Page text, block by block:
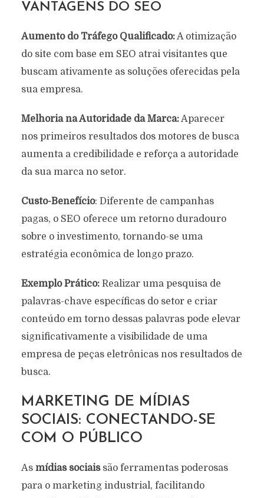
VANTAGENS DO SEO
Aumento do Tráfego Qualificado:A otimização
do site com base em SEO atrai visitantes que
buscam ativamente as soluções oferecidas pela
sua empresa.
Melhoria na Autoridade da Marca:Aparecer
nos primeiros resultados dos motores de busca
aumenta a credibilidade e reforça a autoridade
da sua marca no setor.
Custo-Benefício: Diferente de campanhas
pagas, o SEO oferece um retorno duradouro
sobre o investimento, tornando-se uma
estratégia econômica de longo prazo.
Exemplo Prático: Realizar uma pesquisa de
palavras-chave específicas do setor e criar
conteúdo em torno dessas palavras pode elevar
significativamente a visibilidade de uma
empresa de peças eletrônicas nos resultados de
busca.
MARKETING DE MÍDIAS
SOCIAIS: CONECTANDO-SE
COM O PÚBLICO
As mídias sociaissão ferramentas poderosas
para o marketing industrial, facilitando